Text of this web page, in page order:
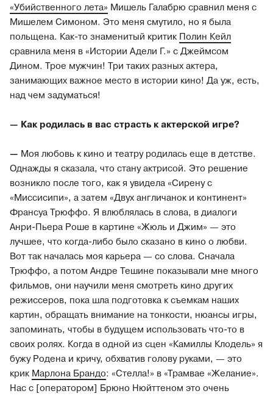
«Убийственного лета» Мишель Галабрю сравнил меня с
Мишелем Симоном. Это меня смутило, но я была
польщена. Как-то знаменитый критик Полин Кейл
сравнила меня в «Истории Адели Г.» с Джеймсом
Дином. Трое мужчин! Три таких разных актера,
занимающих важное место в истории кино! Да уж, есть,
над чем задуматься!
— Как родилась в вас страсть к актерской игре?
— Моя любовь к кино и театру родилась еще в детстве.
Однажды я сказала, что стану актрисой. Это решение
возникло после того, как я увидела «Сирену с
«Миссисипи», а затем «Двух англичанок и континент»
Франсуа Трюффо. Я влюблялась в слова, в диалоги
Анри-Пьера Роше в картине «Жюль и Джим» — это
лучшее, что когда-либо было сказано в кино о любви.
Вот так началась моя карьера — со слова. Сначала
Трюффо, а потом Андре Тешине показывали мне много
фильмов, они научили меня смотреть кино других
режиссеров, пока шла подготовка к съемкам наших
картин, обращать внимание на тонкости, нюансы игры,
запоминать, чтобы в будущем использовать что-то в
своих ролях. Когда в одной из сцен «Камиллы Клодель» я
бужу Родена и кричу, обхватив голову руками, — это
крик Марлона Брандо: «Стелла!» в «Трамвае «Желание».
Нас с [оператором] Брюно Нюйттеном это очень